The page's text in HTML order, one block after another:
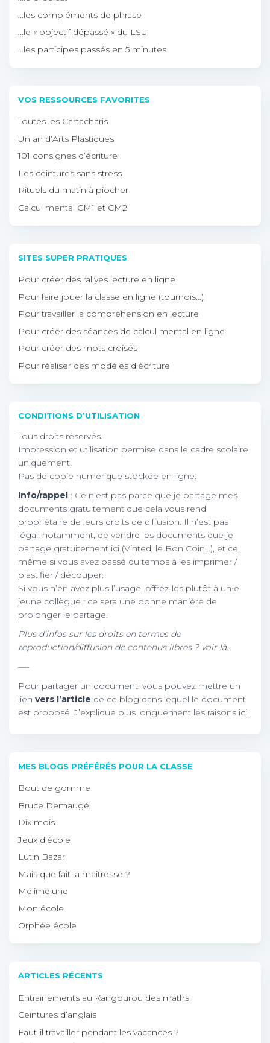
…les compléments de phrase
…le « objectif dépassé » du LSU
…les participes passés en 5 minutes
VOS RESSOURCES FAVORITES
Toutes les Cartacharis
Un an d’Arts Plastiques
101 consignes d’écriture
Les ceintures sans stress
Rituels du matin à piocher
Calcul mental CM1 et CM2
SITES SUPER PRATIQUES
Pour créer des rallyes lecture en ligne
Pour faire jouer la classe en ligne (tournois…)
Pour travailler la compréhension en lecture
Pour créer des séances de calcul mental en ligne
Pour créer des mots croisés
Pour réaliser des modèles d’écriture
CONDITIONS D’UTILISATION
Tous droits réservés.
Impression et utilisation permise dans le cadre scolaire
uniquement.
Pas de copie numérique stockée en ligne.
Info/rappel : Ce n’est pas parce que je partage mes
documents gratuitement que cela vous rend
propriétaire de leurs droits de diffusion. Il n’est pas
légal, notamment, de vendre les documents que je
partage gratuitement ici (Vinted, le Bon Coin…), et ce,
même si vous avez passé du temps à les imprimer /
plastifier / découper.
Si vous n’en avez plus l’usage, offrez-les plutôt à un•e
jeune collègue : ce sera une bonne manière de
prolonger le partage.
Plus d’infos sur les droits en termes de
reproduction/diffusion de contenus libres ? voir là.
—-
Pour partager un document, vous pouvez mettre un
lien vers l’article de ce blog dans lequel le document
est proposé. J’explique plus longuement les raisons ici.
MES BLOGS PRÉFÉRÉS POUR LA CLASSE
Bout de gomme
Bruce Demaugé
Dix mois
Jeux d’école
Lutin Bazar
Mais que fait la maitresse ?
Mélimélune
Mon école
Orphée école
ARTICLES RÉCENTS
Entrainements au Kangourou des maths
Ceintures d’anglais
Faut-il travailler pendant les vacances ?